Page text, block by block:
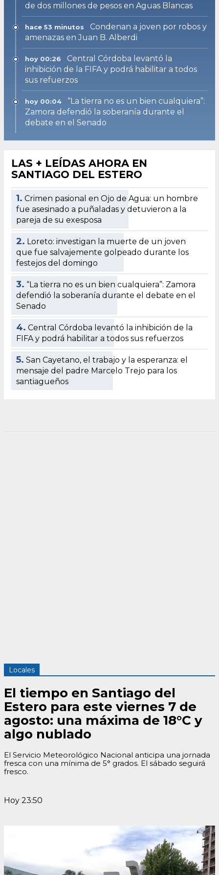
de dos millones de pesos en Aguas Blancas
hace 53 minutos
Condenan a joven por robos y
amenazas en Juan B. Alberdi
hoy 00:26
Central Córdoba levantó la
inhibición de la FIFA y podrá habilitar a todos
sus refuerzos
hoy 00:04
“La tierra no es un bien cualquiera”:
Zamora defendió la soberanía durante el
debate en el Senado
LAS + LEÍDAS AHORA EN
SANTIAGO DEL ESTERO
1. Crimen pasional en Ojo de Agua: un hombre
fue asesinado a puñaladas y detuvieron a la
pareja de su exesposa
2. Loreto: investigan la muerte de un joven
que fue salvajemente golpeado durante los
festejos del domingo
3. “La tierra no es un bien cualquiera”: Zamora
defendió la soberanía durante el debate en el
Senado
4. Central Córdoba levantó la inhibición de la
FIFA y podrá habilitar a todos sus refuerzos
5. San Cayetano, el trabajo y la esperanza: el
mensaje del padre Marcelo Trejo para los
santiagueños